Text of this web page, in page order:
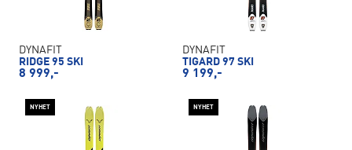
DYNAFIT
RIDGE 95 SKI
8 999,-
DYNAFIT
TIGARD 97 SKI
9 199,-
NYHET NYHET